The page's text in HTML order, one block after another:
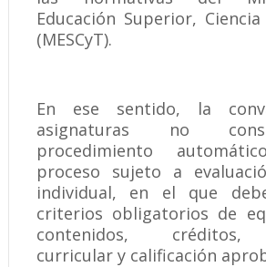
Educación Superior,
(MESCyT).
En ese sentido, la
asignaturas no
procedimiento
proceso sujeto a
individual, en el que
criterios obligatorios de
contenidos, créditos,
curricular y calificación